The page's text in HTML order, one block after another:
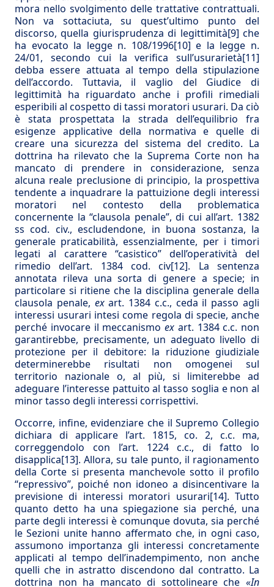
mora nello svolgimento delle trattative contrattuali.
Non va sottaciuta, su quest’ultimo punto del
discorso, quella giurisprudenza di legittimità[9] che
ha evocato la legge n. 108/1996[10] e la legge n.
24/01, secondo cui la verifica sull’usurarietà[11]
debba essere attuata al tempo della stipulazione
dell’accordo. Tuttavia, il vaglio del Giudice di
legittimità ha riguardato anche i profili rimediali
esperibili al cospetto di tassi moratori usurari. Da ciò
è stata prospettata la strada dell’equilibrio fra
esigenze applicative della normativa e quelle di
creare una sicurezza del sistema del credito. La
dottrina ha rilevato che la Suprema Corte non ha
mancato di prendere in considerazione, senza
alcuna reale preclusione di principio, la prospettiva
tendente a inquadrare la pattuizione degli interessi
moratori nel contesto della problematica
concernente la “clausola penale”, di cui all’art. 1382
ss cod. civ., escludendone, in buona sostanza, la
generale praticabilità, essenzialmente, per i timori
legati al carattere “casistico” dell’operatività del
rimedio dell’art. 1384 cod. civ[12]. La sentenza
annotata rileva una sorta di genere a specie; in
particolare si ritiene che la disciplina generale della
clausola penale, exart. 1384 c.c., ceda il passo agli
interessi usurari intesi come regola di specie, anche
perché invocare il meccanismo ex art. 1384 c.c. non
garantirebbe, precisamente, un adeguato livello di
protezione per il debitore: la riduzione giudiziale
determinerebbe risultati non omogenei sul
territorio nazionale o, al più, si limiterebbe ad
adeguare l’interesse pattuito al tasso soglia e non al
minor tasso degli interessi corrispettivi.
Occorre, infine, evidenziare che il Supremo Collegio
dichiara di applicare l’art. 1815, co. 2, c.c. ma,
correggendolo con l’art. 1224 c.c., di fatto lo
disapplica[13]. Allora, su tale punto, il ragionamento
della Corte si presenta manchevole sotto il profilo
“repressivo”, poiché non idoneo a disincentivare la
previsione di interessi moratori usurari[14]. Tutto
quanto detto ha una spiegazione sia perché, una
parte degli interessi è comunque dovuta, sia perché
le Sezioni unite hanno affermato che, in ogni caso,
assumono importanza gli interessi concretamente
applicati al tempo dell’inadempimento, non anche
quelli che in astratto discendono dal contratto. La
dottrina non ha mancato di sottolineare che «In